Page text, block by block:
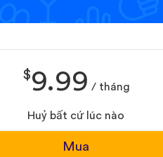
$9.99 / tháng
Huỷ bất cứ lúc nào
Mua